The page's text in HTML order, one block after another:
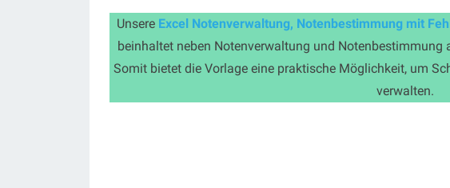
Unsere Excel Notenverwaltung, Notenbestimmung mit
beinhaltet neben Notenverwaltung und Notenbestimmung
Somit bietet die Vorlage eine praktische Möglichkeit, um
verwalten.